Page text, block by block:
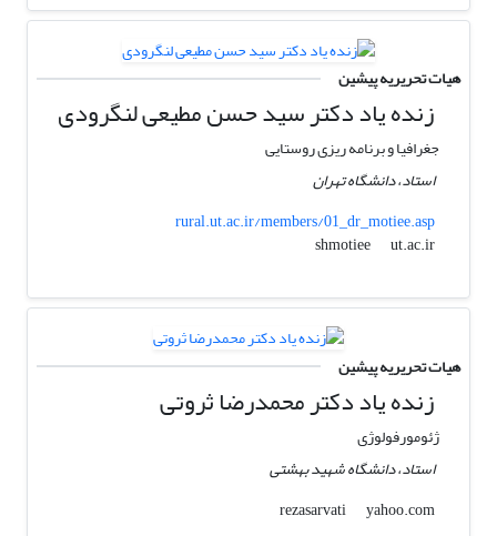
هیات تحریریه پیشین
زنده یاد دکتر سید حسن مطیعی لنگرودی
جغرافیا و برنامه ریزی روستایی
استاد، دانشگاه تهران
rural.ut.ac.ir/members/01_dr_motiee.asp
shmotiee
ut.ac.ir
هیات تحریریه پیشین
زنده یاد دکتر محمدرضا ثروتی
ژئومورفولوژی
استاد، دانشگاه شهید بهشتی
rezasarvati
yahoo.com